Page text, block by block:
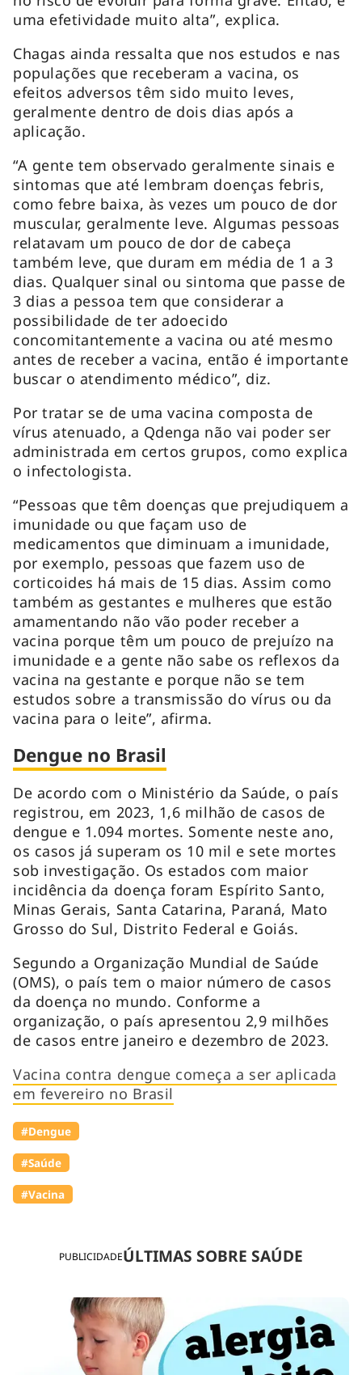
PUBLICIDADEÚLTIMAS SOBRE SAÚDE
uma efetividade muito alta”, explica.
Chagas ainda ressalta que nos estudos e nas
populações que receberam a vacina, os
efeitos adversos têm sido muito leves,
geralmente dentro de dois dias após a
aplicação.
“A gente tem observado geralmente sinais e
sintomas que até lembram doenças febris,
como febre baixa, às vezes um pouco de dor
muscular, geralmente leve. Algumas pessoas
relatavam um pouco de dor de cabeça
também leve, que duram em média de 1 a 3
dias. Qualquer sinal ou sintoma que passe de
3 dias a pessoa tem que considerar a
possibilidade de ter adoecido
concomitantemente a vacina ou até mesmo
antes de receber a vacina, então é importante
buscar o atendimento médico”, diz.
Por tratar se de uma vacina composta de
vírus atenuado, a Qdenga não vai poder ser
administrada em certos grupos, como explica
o infectologista.
“Pessoas que têm doenças que prejudiquem a
imunidade ou que façam uso de
medicamentos que diminuam a imunidade,
por exemplo, pessoas que fazem uso de
corticoides há mais de 15 dias. Assim como
também as gestantes e mulheres que estão
amamentando não vão poder receber a
vacina porque têm um pouco de prejuízo na
imunidade e a gente não sabe os reflexos da
vacina na gestante e porque não se tem
estudos sobre a transmissão do vírus ou da
vacina para o leite”, afirma.
Dengue no Brasil
De acordo com o Ministério da Saúde, o país
registrou, em 2023, 1,6 milhão de casos de
dengue e 1.094 mortes. Somente neste ano,
os casos já superam os 10 mil e sete mortes
sob investigação. Os estados com maior
incidência da doença foram Espírito Santo,
Minas Gerais, Santa Catarina, Paraná, Mato
Grosso do Sul, Distrito Federal e Goiás.
Segundo a Organização Mundial de Saúde
(OMS), o país tem o maior número de casos
da doença no mundo. Conforme a
organização, o país apresentou 2,9 milhões
de casos entre janeiro e dezembro de 2023.
Vacina contra dengue começa a ser aplicada
em fevereiro no Brasil
#Dengue
#Saúde
#Vacina